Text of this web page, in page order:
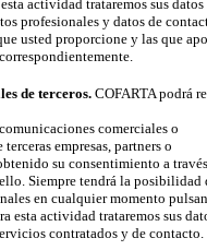
actividad trataremos sus datos
y datos de
usted proporcione y las que
de terceros. COFARTA podrá
comerciales o
empresas, partners o
su consentimiento a
Siempre tendrá la posibilidad
en cualquier momento
actividad trataremos sus
contratados y de contacto.